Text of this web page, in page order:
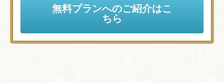
無料プランへのご紹介はこ
ちら